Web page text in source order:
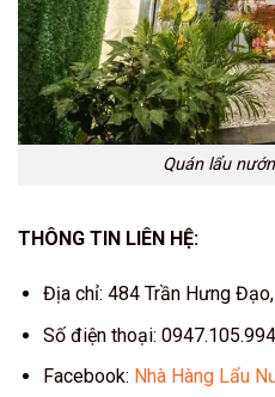
Quán lẩu
THÔNG TIN LIÊN HỆ:
Địa chỉ: 484 Trần Hưng
Số điện thoại: 0947.105.994
Facebook: Nhà Hàng Lẩu